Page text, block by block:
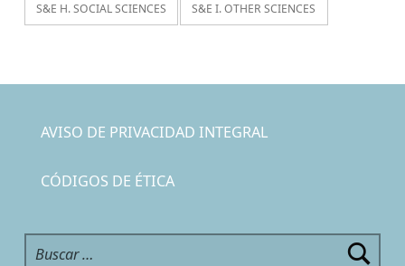
S&E H. SOCIAL SCIENCES S&E I. OTHER SCIENCES
AVISO DE PRIVACIDAD INTEGRAL
CÓDIGOS DE ÉTICA
Buscar: